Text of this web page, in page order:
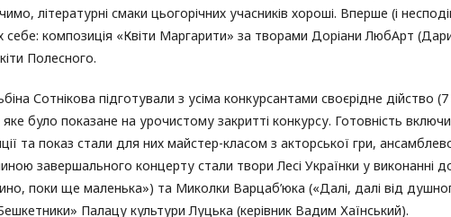
літературні смаки цьогорічних учасників хороші. Вперше (і
себе: композиція «Квіти Маргарити» за творами Доріани ЛюбАрт
Полесного.
Сотнікова підготували з усіма конкурсантами своєрідне дійство
яке було показане на урочистому закритті конкурсу. Готовність
та показ стали для них майстер-класом з акторської гри,
завершального концерту стали твори Лесі Українки у виконанні
поки ще маленька») та Миколки Варцаб’юка («Далі, далі від
Палацу культури Луцька (керівник Вадим Хаїнський).